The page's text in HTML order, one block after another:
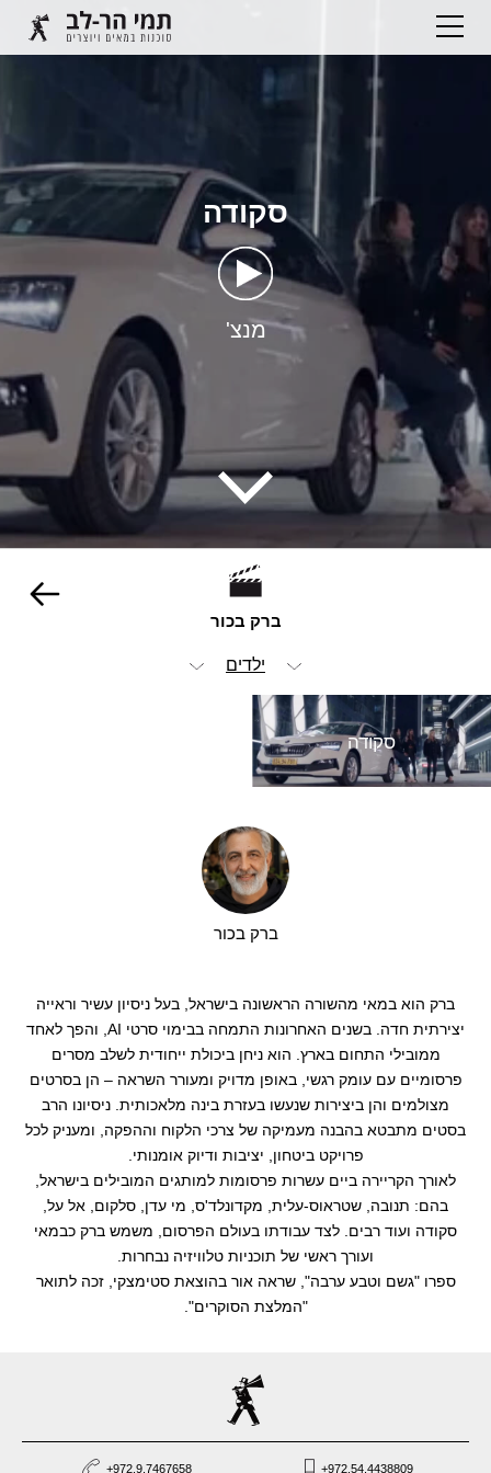
סקודה
מנצ'
ברק בכור
ילדים
הכל
הומור
מכוניות
סטוריטלינג
קליפים
סקודה
ברק בכור
ברק הוא במאי מהשורה הראשונה בישראל, בעל ניסיון עשיר וראייה
יצירתית חדה. בשנים האחרונות התמחה בבימוי סרטי AI, והפך לאחד
ממובילי התחום בארץ. הוא ניחן ביכולת ייחודית לשלב מסרים
פרסומיים עם עומק רגשי, באופן מדויק ומעורר השראה – הן בסרטים
מצולמים והן ביצירות שנעשו בעזרת בינה מלאכותית. ניסיונו הרב
בסטים מתבטא בהבנה מעמיקה של צרכי הלקוח וההפקה, ומעניק לכל
פרויקט ביטחון, יציבות ודיוק אומנותי.
לאורך הקריירה ביים עשרות פרסומות למותגים המובילים בישראל,
בהם: תנובה, שטראוס-עלית, מקדונלד'ס, מי עדן, סלקום, אל על,
סקודה ועוד רבים. לצד עבודתו בעולם הפרסום, משמש ברק כבמאי
ועורך ראשי של תוכניות טלוויזיה נבחרות.
ספרו "גשם וטבע ערבה", שראה אור בהוצאת סטימצקי, זכה לתואר
"המלצת הסוקרים".
+972.9.7467658 +972.54.4438809